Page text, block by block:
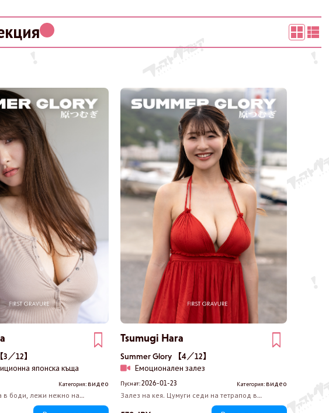
／12】
японска къща
Категория: видео
в боди, лежи нежно на
светлината на ранния
Tsumugi Hara
Summer Glory 【4／12】
Емоционален залез
Пуснат:2026-01-23 Категория: видео
Залез на кея. Цумуги седи на тетрапод в
червената си рокля без ръкави, отдадена на